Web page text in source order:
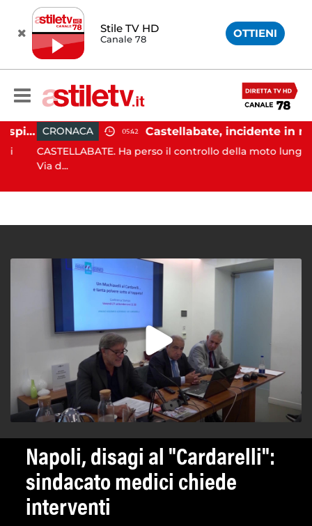
Stile TV HD
Canale 78 OTTIENI
Ischia, pusher sorpreso in spiaggia da carabinieri in Vespa CRONACA 05:42 Castellabate, incidente in moto: 27enne in ospedale
CASTELLABATE. Ha perso il controllo della moto lungo la
Via d...
Napoli, disagi al "Cardarelli":
sindacato medici chiede
interventi